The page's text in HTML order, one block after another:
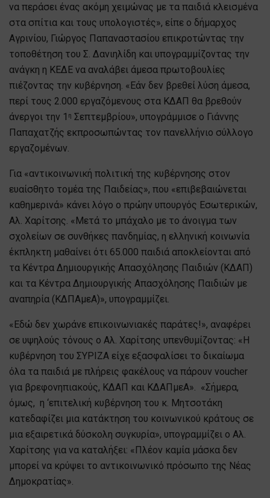
να περάσει ένας ακόμη χειμώνας με τα παιδιά κλεισμένα
στα σπίτια και τους υπολογιστές», είπε ο δήμαρχος
Αγρινίου, Γιώργος Παπαναστασίου επικροτώντας την
τοποθέτηση του Σ. Δανιηλίδη και υπογραμμίζοντας την
ανάγκη η ΚΕΔΕ να αναλάβει άμεσα πρωτοβουλίες
πιέζοντας την κυβέρνηση. «Εάν δεν βρεθεί λύση άμεσα,
περί τους 2.000 εργαζόμενους στα ΚΔΑΠ θα βρεθούν
άνεργοι την 1 η Σεπτεμβρίου», υπογράμμισε ο Γιάννης
Παπαχατζής εκπροσωπώντας τον πανελλήνιο σύλλογο
εργαζομένων.
Για «αντικοινωνική πολιτική της κυβέρνησης στον
ευαίσθητο τομέα της Παιδείας», που «επιβεβαιώνεται
καθημερινά» κάνει λόγο ο πρώην υπουργός Εσωτερικών,
Αλ. Χαρίτσης. «Μετά το μπάχαλο με το άνοιγμα των
σχολείων σε συνθήκες πανδημίας, η ελληνική κοινωνία
έκπληκτη μαθαίνει ότι 65.000 παιδιά αποκλείονται από
τα Κέντρα Δημιουργικής Απασχόλησης Παιδιών (ΚΔΑΠ)
και τα Κέντρα Δημιουργικής Απασχόλησης Παιδιών με
αναπηρία (ΚΔΠΑμεΑ)», υπογραμμίζει.
«Εδώ δεν χωράνε επικοινωνιακές παράτες!», αναφέρει
σε υψηλούς τόνους ο Αλ. Χαρίτσης υπενθυμίζοντας: «Η
κυβέρνηση του ΣΥΡΙΖΑ είχε εξασφαλίσει το δικαίωμα
όλα τα παιδιά με πλήρεις φακέλους να πάρουν voucher
για βρεφονηπιακούς, ΚΔΑΠ και ΚΔΑΠμεΑ». «Σήμερα,
όμως, η ‘επιτελική κυβέρνηση του κ. Μητσοτάκη
κατεδαφίζει μια κατάκτηση του κοινωνικού κράτους σε
μια εξαιρετικά δύσκολη συγκυρία», υπογραμμίζει ο Αλ.
Χαρίτσης για να καταλήξει: «Πλέον καμία μάσκα δεν
μπορεί να κρύψει το αντικοινωνικό πρόσωπο της Νέας
Δημοκρατίας».